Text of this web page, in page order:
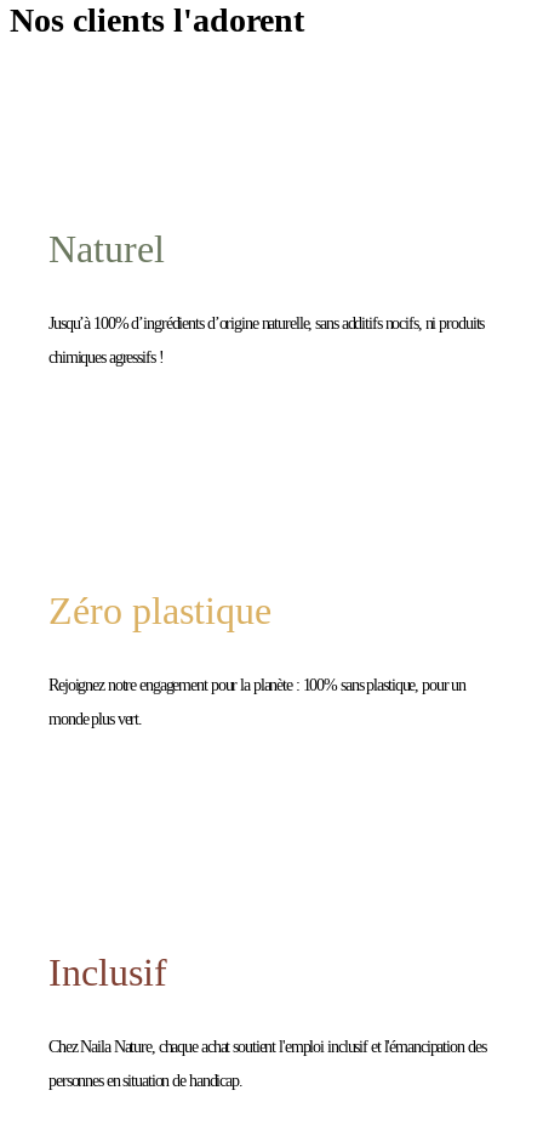
Nos clients l'adorent
Naturel
Jusqu’à 100% d’ingrédients d’origine naturelle, sans additifs nocifs, ni produits
chimiques agressifs !
Zéro plastique
Rejoignez notre engagement pour la planète : 100% sans plastique, pour un
monde plus vert.
Inclusif
Chez Naila Nature, chaque achat soutient l'emploi inclusif et l'émancipation des
personnes en situation de handicap.